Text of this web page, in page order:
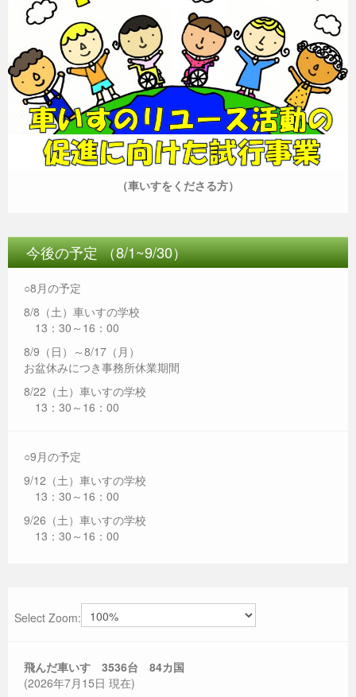
（車いすをくださる方）
今後の予定 （8/1~9/30）
○8月の予定
8/8（土）車いすの学校
13：30～16：00
8/9（日）～8/17（月）
お盆休みにつき事務所休業期間
8/22（土）車いすの学校
13：30～16：00
○9月の予定
9/12（土）車いすの学校
13：30～16：00
9/26（土）車いすの学校
13：30～16：00
Select Zoom:
飛んだ車いす 3536台 84カ国
(2026年7月15日 現在)